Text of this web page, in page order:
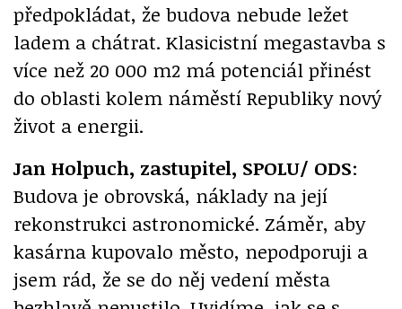
předpokládat, že budova nebude ležet
ladem a chátrat. Klasicistní megastavba s
více než 20 000 m2 má potenciál přinést
do oblasti kolem náměstí Republiky nový
život a energii.
Jan Holpuch, zastupitel, SPOLU/ ODS:
Budova je obrovská, náklady na její
rekonstrukci astronomické. Záměr, aby
kasárna kupovalo město, nepodporuji a
jsem rád, že se do něj vedení města